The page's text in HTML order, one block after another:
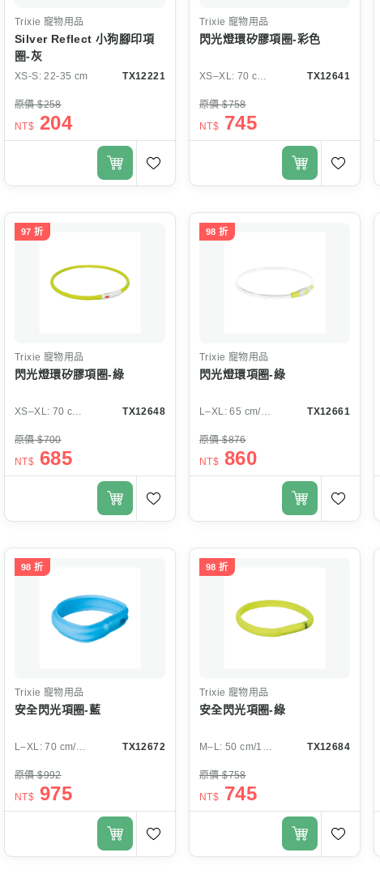
Trixie 寵物用品
Silver Reflect 小狗腳印項
圈-灰
XS-S: 22-35 cm TX12221
原價 $258
NT$ 204
Trixie 寵物用品
閃光燈環矽膠項圈-彩色
TX12641
原價 $758
NT$ 745
97 折
Trixie 寵物用品
閃光燈環矽膠項圈-綠
TX12648
原價 $700
NT$ 685
98 折
Trixie 寵物用品
閃光燈環項圈-綠
L–XL: 65 cm/ø 8 mm TX12661
原價 $876
NT$ 860
98 折
Trixie 寵物用品
安全閃光項圈-藍
L–XL: 70 cm/30 mm TX12672
原價 $992
NT$ 975
98 折
Trixie 寵物用品
安全閃光項圈-綠
TX12684
原價 $758
NT$ 745